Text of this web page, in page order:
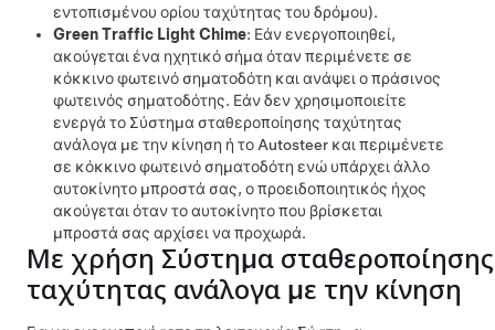
εντοπισμένου ορίου ταχύτητας του δρόμου).
Green Traffic Light Chime: Εάν ενεργοποιηθεί,
ακούγεται ένα ηχητικό σήμα όταν περιμένετε σε
κόκκινο φωτεινό σηματοδότη και ανάψει ο πράσινος
φωτεινός σηματοδότης. Εάν δεν χρησιμοποιείτε
ενεργά το Σύστημα σταθεροποίησης ταχύτητας
ανάλογα με την κίνηση ή το Autosteer και περιμένετε
σε κόκκινο φωτεινό σηματοδότη ενώ υπάρχει άλλο
αυτοκίνητο μπροστά σας, ο προειδοποιητικός ήχος
ακούγεται όταν το αυτοκίνητο που βρίσκεται
μπροστά σας αρχίσει να προχωρά.
Με χρήση Σύστημα σταθεροποίησης
ταχύτητας ανάλογα με την κίνηση